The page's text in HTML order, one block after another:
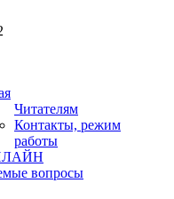
Читателям
Контакты, режим
работы
вопросы